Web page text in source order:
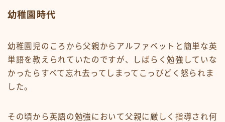
幼稚園時代
幼稚園児のころから父親からアルファベットと簡単な英
単語を教えられていたのですが、しばらく勉強していな
かったらすべて忘れ去ってしまってこっぴどく怒られま
した。
その頃から英語の勉強において父親に厳しく指導され何